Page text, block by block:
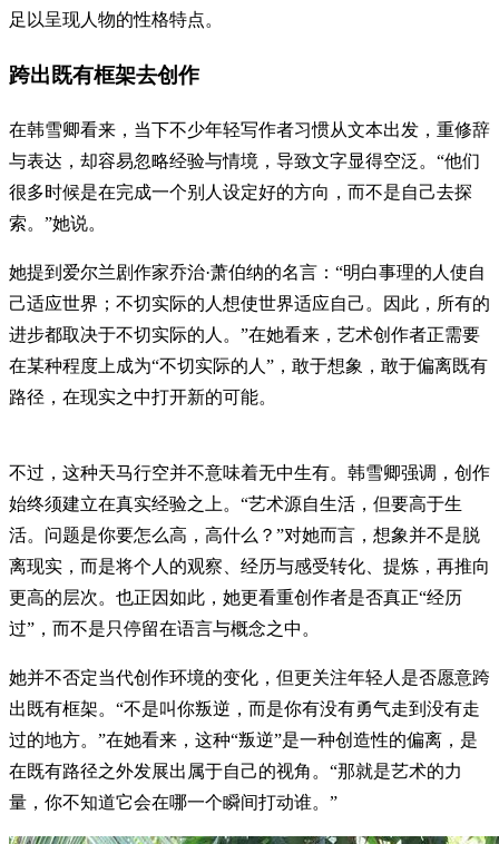
足以呈现人物的性格特点。
跨出既有框架去创作
在韩雪卿看来，当下不少年轻写作者习惯从文本出发，重修辞
与表达，却容易忽略经验与情境，导致文字显得空泛。“他们
很多时候是在完成一个别人设定好的方向，而不是自己去探
索。”她说。
她提到爱尔兰剧作家乔治·萧伯纳的名言：“明白事理的人使自
己适应世界；不切实际的人想使世界适应自己。因此，所有的
进步都取决于不切实际的人。”在她看来，艺术创作者正需要
在某种程度上成为“不切实际的人”，敢于想象，敢于偏离既有
路径，在现实之中打开新的可能。
不过，这种天马行空并不意味着无中生有。韩雪卿强调，创作
始终须建立在真实经验之上。“艺术源自生活，但要高于生
活。问题是你要怎么高，高什么？”对她而言，想象并不是脱
离现实，而是将个人的观察、经历与感受转化、提炼，再推向
更高的层次。也正因如此，她更看重创作者是否真正“经历
过”，而不是只停留在语言与概念之中。
她并不否定当代创作环境的变化，但更关注年轻人是否愿意跨
出既有框架。“不是叫你叛逆，而是你有没有勇气走到没有走
过的地方。”在她看来，这种“叛逆”是一种创造性的偏离，是
在既有路径之外发展出属于自己的视角。“那就是艺术的力
量，你不知道它会在哪一个瞬间打动谁。”